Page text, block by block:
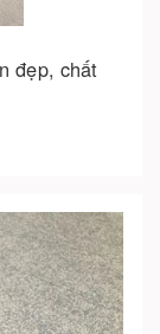
đẹp, chất